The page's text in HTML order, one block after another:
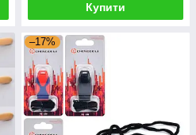
Купити
–17%